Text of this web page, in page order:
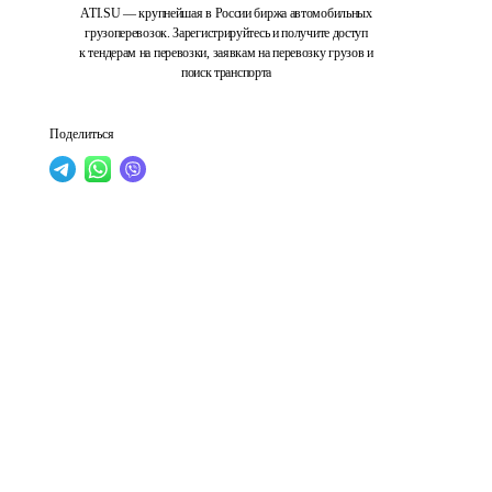
ATI.SU — крупнейшая в России биржа автомобильных
грузоперевозок. Зарегистрируйтесь и получите доступ
к тендерам на перевозки, заявкам на перевозку грузов и
поиск транспорта
Поделиться